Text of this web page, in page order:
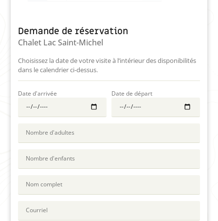
Demande de réservation
Chalet Lac Saint-Michel
Choisissez la date de votre visite à l’intérieur des disponibilités
dans le calendrier ci-dessus.
Date d'arrivée Date de départ